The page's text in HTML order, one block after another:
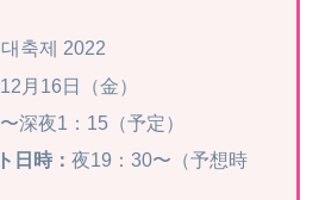
축제 2022
月16日（金）
深夜1：15（予定）
日時：夜19：30〜（予想時